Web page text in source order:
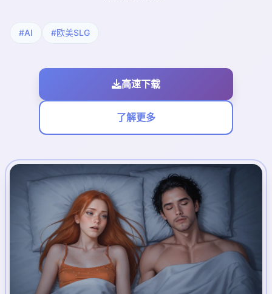
#AI #欧美SLG
高速下载
了解更多